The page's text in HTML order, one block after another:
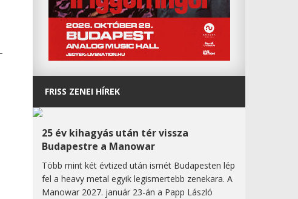
FRISS ZENEI HÍREK
25 év kihagyás után tér vissza
Budapestre a Manowar
Több mint két évtized után ismét Budapesten lép
fel a heavy metal egyik legismertebb zenekara. A
Manowar 2027. január 23-án a Papp László